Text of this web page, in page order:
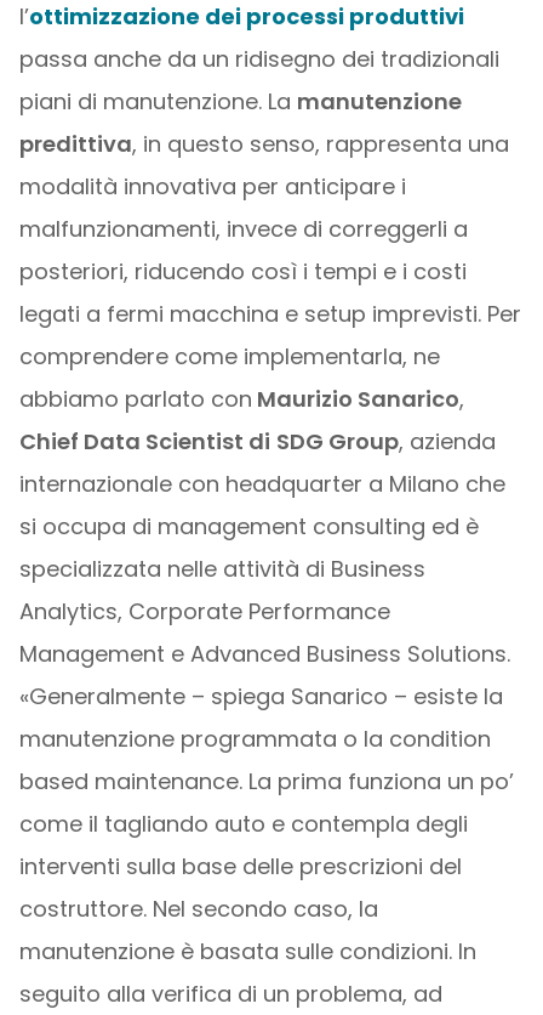
l’ottimizzazione dei processi produttivi
passa anche da un ridisegno dei tradizionali
piani di manutenzione. La manutenzione
predittiva, in questo senso, rappresenta una
modalità innovativa per anticipare i
malfunzionamenti, invece di correggerli a
posteriori, riducendo così i tempi e i costi
legati a fermi macchina e setup imprevisti. Per
comprendere come implementarla, ne
abbiamo parlato con Maurizio Sanarico,
Chief Data Scientist di SDG Group, azienda
internazionale con headquarter a Milano che
si occupa di management consulting ed è
specializzata nelle attività di Business
Analytics, Corporate Performance
Management e Advanced Business Solutions.
«Generalmente – spiega Sanarico – esiste la
manutenzione programmata o la condition
based maintenance. La prima funziona un po’
come il tagliando auto e contempla degli
interventi sulla base delle prescrizioni del
costruttore. Nel secondo caso, la
manutenzione è basata sulle condizioni. In
seguito alla verifica di un problema, ad